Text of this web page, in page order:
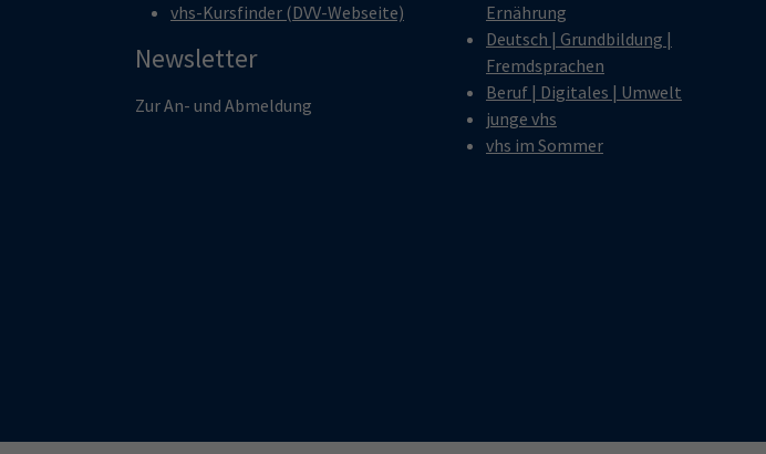
vhs-Kursfinder (DVV-Webseite)
Newsletter
Zur An- und Abmeldung
Ernährung
Deutsch | Grundbildung |
Fremdsprachen
Beruf | Digitales | Umwelt
junge vhs
vhs im Sommer